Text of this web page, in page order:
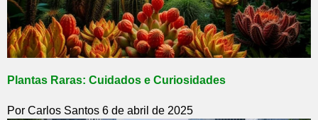
Plantas Raras: Cuidados e Curiosidades
Por Carlos Santos 6 de abril de 2025